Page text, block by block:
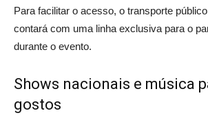
Para facilitar o acesso, o transporte
contará com uma linha exclusiva para o
durante o evento.
Shows nacionais e música
gostos